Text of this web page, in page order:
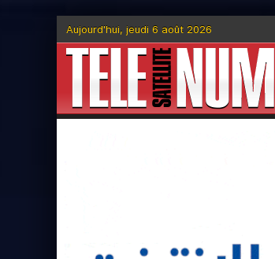
Aujourd'hui, jeudi 6 août 2026